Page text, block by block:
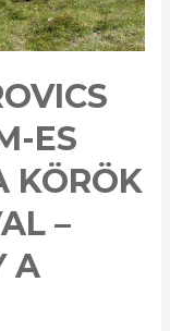
ES
KÖRÖK
–
A